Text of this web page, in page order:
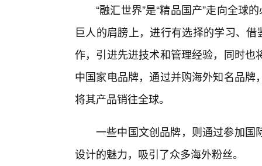
“融汇世界”是“精品国产”走向全球
巨人的肩膀上，进行有选择的学习、
作，引进先进技术和管理经验，同时
中国家电品牌，通过并购海外知名品
将其产品销往全球。
一些中国文创品牌，则通过参加国
设计的魅力，吸引了众多海外粉丝。